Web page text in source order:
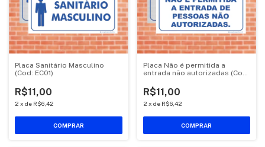
Placa Sanitário Masculino
(Cod: EC01)
R$11,00
2 x de R$6,42
COMPRAR
Placa Não é permitida a
entrada não autorizadas (Cod:
R$11,00
2 x de R$6,42
COMPRAR